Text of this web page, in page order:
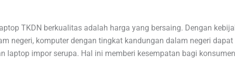
TKDN berkualitas adalah harga yang bersaing. Dengan
negeri, komputer dengan tingkat kandungan dalam negeri
laptop impor serupa. Hal ini memberi kesempatan bagi